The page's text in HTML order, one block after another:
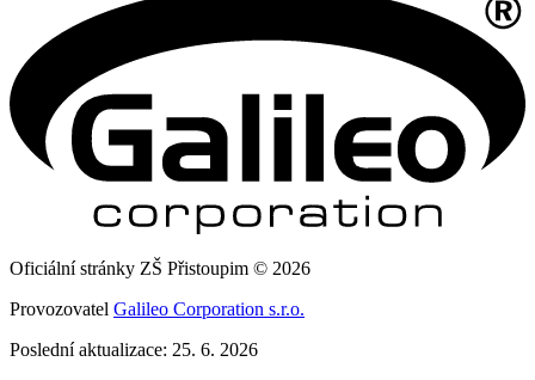
Oficiální stránky ZŠ Přistoupim © 2026
Provozovatel Galileo Corporation s.r.o.
Poslední aktualizace: 25. 6. 2026